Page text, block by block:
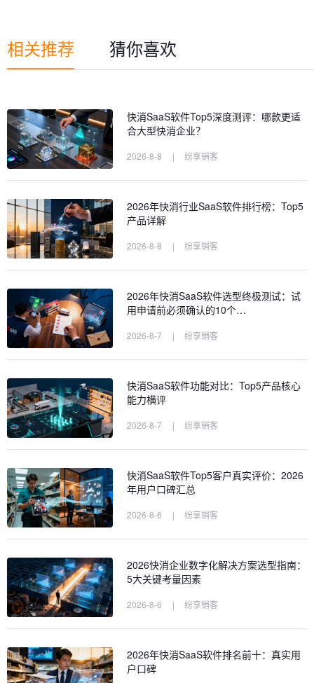
相关推荐 猜你喜欢
快消SaaS软件Top5深度测评：哪款更适
合大型快消企业？
2026-8-8 | 纷享销客
2026年快消行业SaaS软件排行榜：Top5
产品详解
2026-8-8 | 纷享销客
2026年快消SaaS软件选型终极测试：试
用申请前必须确认的10个…
2026-8-7 | 纷享销客
快消SaaS软件功能对比：Top5产品核心
能力横评
2026-8-7 | 纷享销客
快消SaaS软件Top5客户真实评价：2026
年用户口碑汇总
2026-8-6 | 纷享销客
2026快消企业数字化解决方案选型指南：
5大关键考量因素
2026-8-6 | 纷享销客
2026年快消SaaS软件排名前十：真实用
户口碑